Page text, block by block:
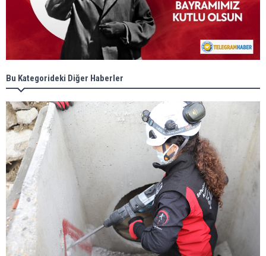
Bu Kategorideki Diğer Haberler